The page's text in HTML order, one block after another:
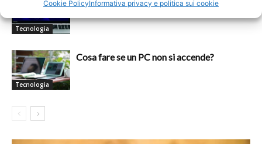
Cookie PolicyInformativa privacy e politica sui cookie
Tecnologia
Tecnologia
Cosa fare se un PC non si accende?